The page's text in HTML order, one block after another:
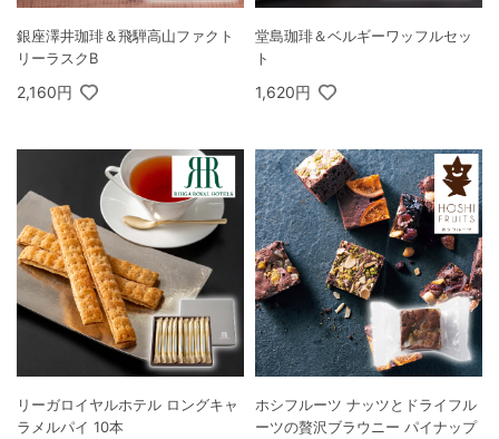
銀座澤井珈琲＆飛騨高山ファクト
リーラスクB
2,160円
堂島珈琲＆ベルギーワッフルセッ
ト
1,620円
リーガロイヤルホテル ロングキャ
ラメルパイ 10本
ホシフルーツ ナッツとドライフル
ーツの贅沢ブラウニー パイナップ